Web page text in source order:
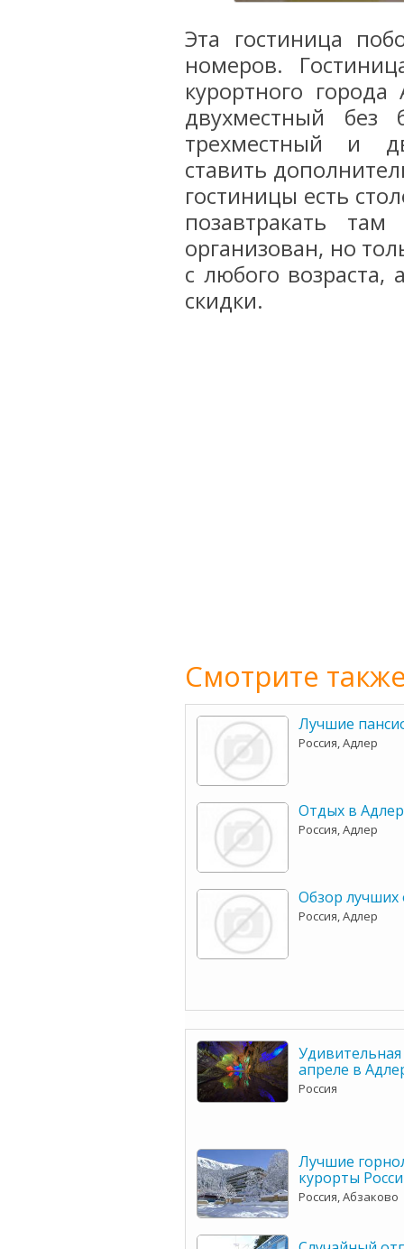
Эта гостиница
номеров.
курортного
двухместный без
трехместный и
ставить
гостиницы есть
позавтракать
организован, но
с любого
скидки.
Смотрите
Лучшие
Россия, Адлер
Отдых в
Россия, Адлер
Обзор лучших
Россия, Адлер
апреле в
Россия
Лучшие
курорты
Россия, Абзаково